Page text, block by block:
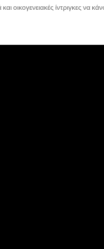
οικογενειακές ίντριγκες να